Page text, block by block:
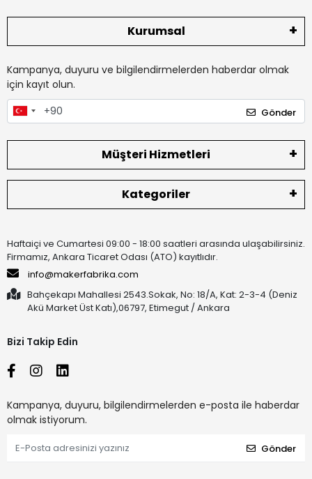
Kurumsal
Kampanya, duyuru ve bilgilendirmelerden haberdar olmak
için kayıt olun.
Gönder
Müşteri Hizmetleri
Kategoriler
Haftaiçi ve Cumartesi 09:00 - 18:00 saatleri arasında ulaşabilirsiniz.
Firmamız, Ankara Ticaret Odası (ATO) kayıtlıdır.
info@makerfabrika.com
Bahçekapı Mahallesi 2543.Sokak, No: 18/A, Kat: 2-3-4 (Deniz
Akü Market Üst Katı),06797, Etimegut / Ankara
Bizi Takip Edin
Kampanya, duyuru, bilgilendirmelerden e-posta ile haberdar
olmak istiyorum.
Gönder